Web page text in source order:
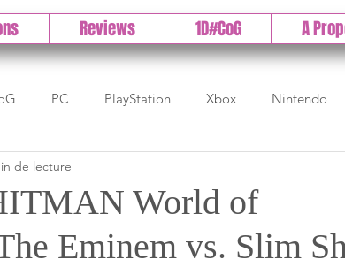
Reviews 1D#CoG A
PC PlayStation Xbox Nintendo
DLC
Test 1DCoG Test Xbox Test Nintendo
World of
Eminem vs. Slim
de lecture